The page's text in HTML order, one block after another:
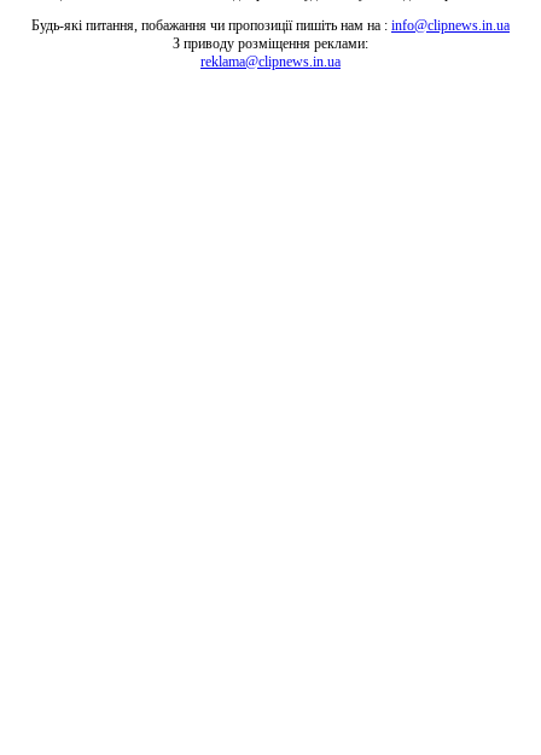
Будь-які питання, побажання чи пропозиції пишіть нам на : info@clipnews.in.ua
З приводу розміщення реклами:
reklama@clipnews.in.ua